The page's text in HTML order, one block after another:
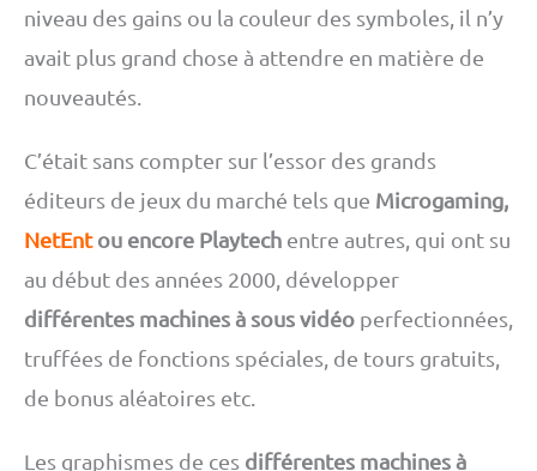
niveau des gains ou la couleur des symboles, il n’y
avait plus grand chose à attendre en matière de
nouveautés.
C’était sans compter sur l’essor des grands
éditeurs de jeux du marché tels que Microgaming,
NetEntou encore Playtech entre autres, qui ont su
au début des années 2000, développer
différentes machines à sous vidéo perfectionnées,
truffées de fonctions spéciales, de tours gratuits,
de bonus aléatoires etc.
Les graphismes de ces différentes machines à